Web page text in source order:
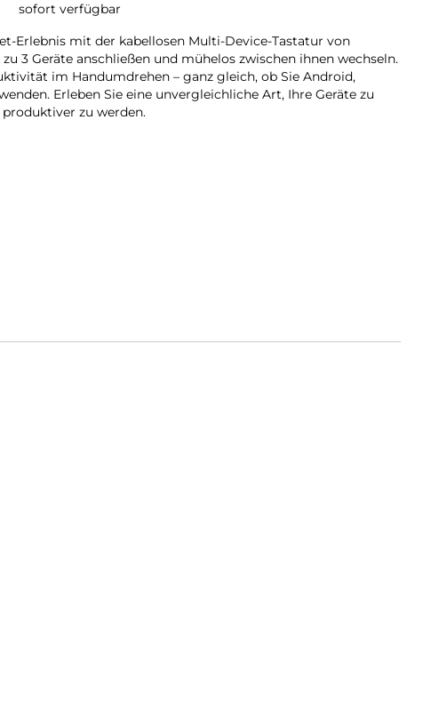
sofort verfügbar
Erlebnis mit der kabellosen Multi-Device-Tastatur von
3 Geräte anschließen und mühelos zwischen ihnen wechseln.
im Handumdrehen – ganz gleich, ob Sie Android,
Erleben Sie eine unvergleichliche Art, Ihre Geräte zu
zu werden.